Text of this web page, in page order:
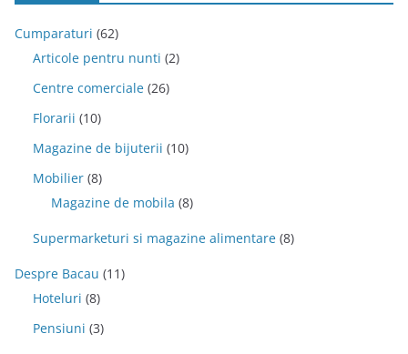
Cumparaturi (62)
Articole pentru nunti (2)
Centre comerciale (26)
Florarii (10)
Magazine de bijuterii (10)
Mobilier (8)
Magazine de mobila (8)
Supermarketuri si magazine alimentare (8)
Despre Bacau (11)
Hoteluri (8)
Pensiuni (3)